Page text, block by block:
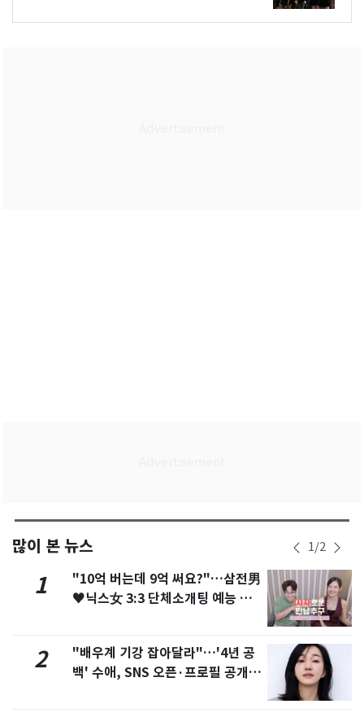
많이 본 뉴스 1/2
1
"10억 버는데 9억 써요?"…삼전男
♥닉스女 3:3 단체소개팅 예능 화
2
"배우계 기강 잡아달라"…'4년 공
백' 수애, SNS 오픈·프로필 공개